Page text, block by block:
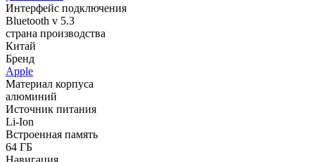
Интерфейс подключения
Bluetooth v 5.3
страна производства
Китай
Бренд
Apple
Материал корпуса
алюминий
Источник питания
Li-Ion
Встроенная память
64 ГБ
Навигация